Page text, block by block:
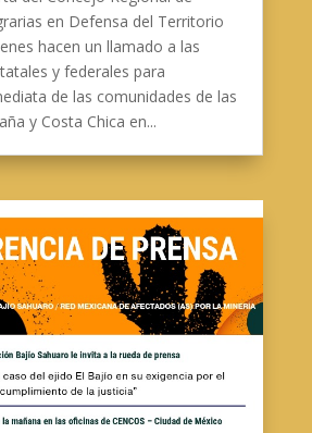
en Defensa del Territorio
hacen un llamado a las
y federales para
de las comunidades de las
y Costa Chica en...